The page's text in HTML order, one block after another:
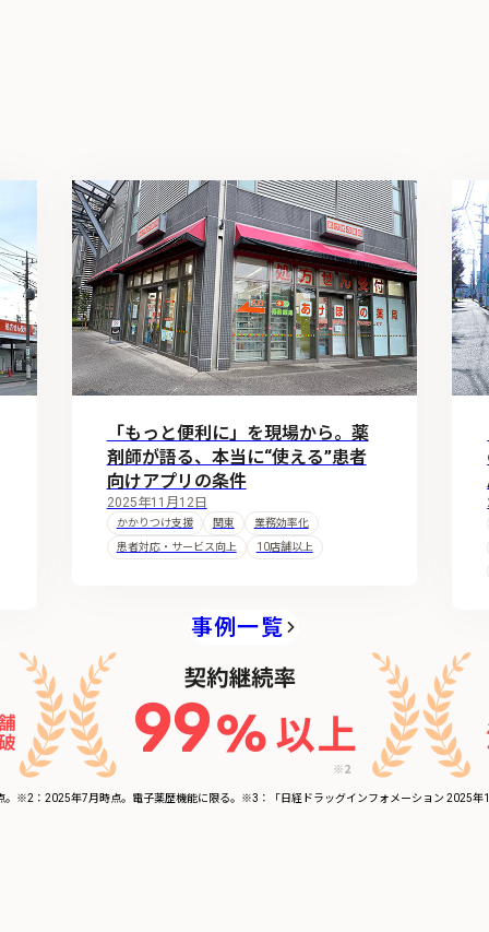
「もっと便利に」を現場から。薬
剤師が語る、本当に“使える”患者
向けアプリの条件
2025年11月12日
かかりつけ支援 関東
業務効率化
患者対応・サービス向上
10店舗以上
事例一覧
※2：2025年7月時点。電子薬歴機能に限る。 ※3：「日経ドラッグインフォメーション 2025年